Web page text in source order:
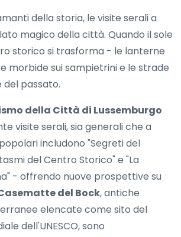
della storia, le visite serali a
magico della città. Quando il sole
storico si trasforma - le lanterne
morbide sui sampietrini e le strade
del passato.
della Città di Lussemburgo
visite serali, sia generali che a
includono "Segreti del
del Centro Storico" e "La
- offrendo nuove prospettive su
del Bock, antiche
elencate come sito del
dell'UNESCO, sono